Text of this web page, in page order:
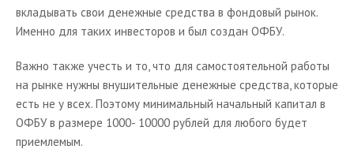
вкладывать свои денежные средства в фондовый рынок.
Именно для таких инвесторов и был создан ОФБУ.
Важно также учесть и то, что для самостоятельной работы
на рынке нужны внушительные денежные средства, которые
есть не у всех. Поэтому минимальный начальный капитал в
ОФБУ в размере 1000- 10000 рублей для любого будет
приемлемым.